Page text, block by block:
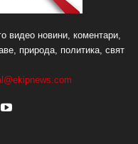
видео новини, коментари,
природа, политика, свят